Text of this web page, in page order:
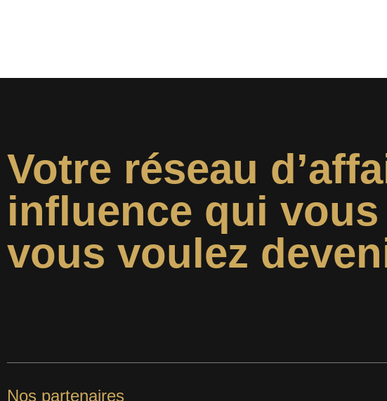
Votre réseau
influence qui
vous voulez
Nos partenaires